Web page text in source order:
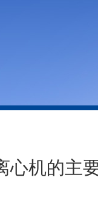
机的主